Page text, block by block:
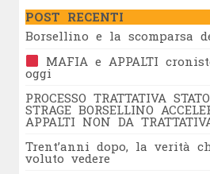
POST RECENTI
Borsellino e la scomparsa
MAFIA e APPALTI
oggi
PROCESSO TRATTATIVA
STRAGE BORSELLINO
APPALTI NON DA
Trent’anni dopo, la verità
voluto vedere